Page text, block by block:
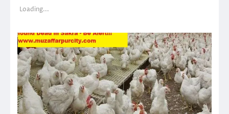
Loading...